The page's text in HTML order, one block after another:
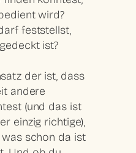
wird?
feststellst,
ist?
der ist, dass
andere
(und das ist
einzig richtige),
was schon da ist